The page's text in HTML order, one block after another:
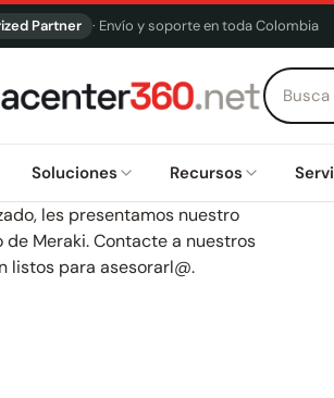
Partner · Envío y soporte en toda Colombia
Soluciones Recursos
les presentamos nuestro
Meraki. Contacte a nuestros
listos para asesorarl@.